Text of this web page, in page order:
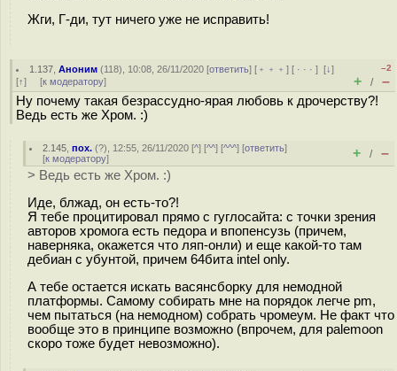
Жги, Г-ди, тут ничего уже не исправить!
1.137 ,Аноним (118), 10:08, 26/11/2020 [ответить] [ ﹢﹢﹢] [ · · ·][↓]
[↑] [к модератору]
–2
+ / –
Ну почему такая безрассудно-ярая любовь к дpoчepcтвy?!
Ведь есть же Хром. :)
2.145 ,пох. (?), 12:55, 26/11/2020 [^] [^^] [^^^] [ответить]
[к модератору] + / –
> Ведь есть же Хром. :)
Иде, блжад, он есть-то?!
Я тебе процитировал прямо с гуглосайта: с точки зрения
авторов хромога есть педора и впопенсузь (причем,
наверняка, окажется что ляп-онли) и еще какой-то там
дебиан с убунтой, причем 64бита intel only.
А тебе остается искать васянсборку для немодной
платформы. Самому собирать мне на порядок легче pm,
чем пытаться (на немодном) собрать чромеум. Не факт что
вообще это в принципе возможно (впрочем, для palemoon
скоро тоже будет невозможно).